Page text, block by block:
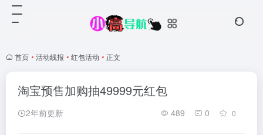
首页 • 活动线报 • 红包活动 • 正文
淘宝预售加购抽49999元红包
2年前更新 489 0 0